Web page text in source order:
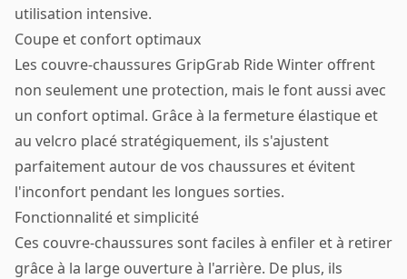
utilisation intensive.
Coupe et confort optimaux
Les couvre-chaussures GripGrab Ride Winter offrent
non seulement une protection, mais le font aussi avec
un confort optimal. Grâce à la fermeture élastique et
au velcro placé stratégiquement, ils s'ajustent
parfaitement autour de vos chaussures et évitent
l'inconfort pendant les longues sorties.
Fonctionnalité et simplicité
Ces couvre-chaussures sont faciles à enfiler et à retirer
grâce à la large ouverture à l'arrière. De plus, ils